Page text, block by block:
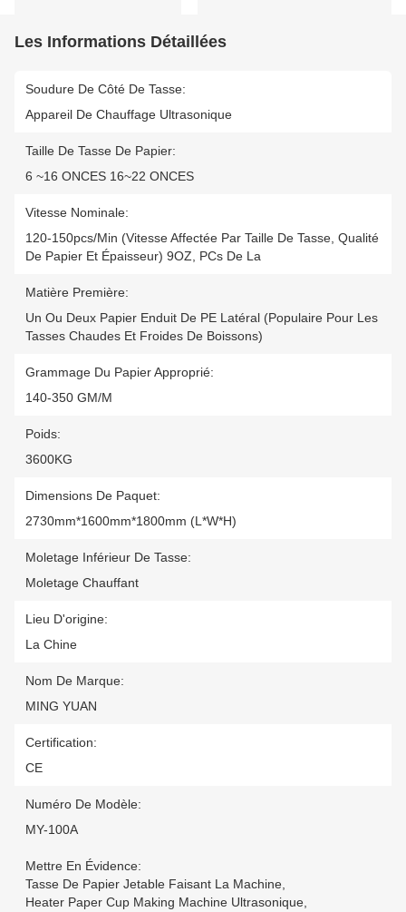
Détaillées
Les Informations Détaillées
Soudure De Côté De Tasse:
Appareil De Chauffage Ultrasonique
Taille De Tasse De Papier:
6 ~16 ONCES 16~22 ONCES
Vitesse Nominale:
120-150pcs/min (vitesse Affectée Par Taille De Tasse, Qualité
De Papier Et Épaisseur) 9OZ, PCs De La
Matière Première:
Un Ou Deux Papier Enduit De PE Latéral (populaire Pour Les
Tasses Chaudes Et Froides De Boissons)
Grammage Du Papier Approprié:
140-350 GM/M
Poids:
3600KG
Dimensions De Paquet:
2730mm*1600mm*1800mm (L*W*H)
Moletage Inférieur De Tasse:
Moletage Chauffant
Lieu D'origine:
La Chine
Nom De Marque:
MING YUAN
Certification:
CE
Numéro De Modèle:
MY-100A
Mettre En Évidence:
Tasse De Papier Jetable Faisant La Machine
Heater Paper Cup Making Machine Ultrasonique